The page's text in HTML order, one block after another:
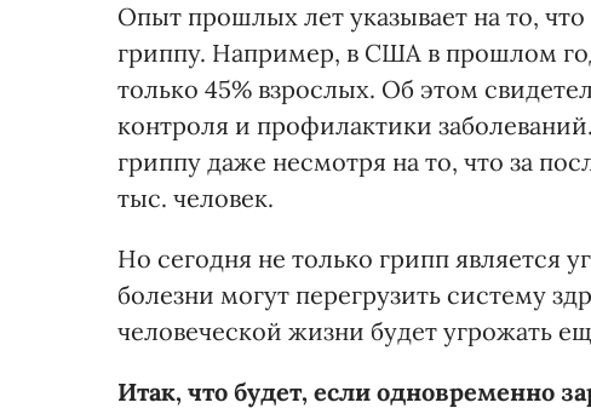
Опыт прошлых лет указывает на то,
гриппу. Например, в США в прошлом
только 45% взрослых. Об этом
контроля и профилактики
гриппу даже несмотря на то, что за
тыс. человек.
Но сегодня не только грипп является
болезни могут перегрузить систему
человеческой жизни будет угрожать
Итак, что будет, если одновременно